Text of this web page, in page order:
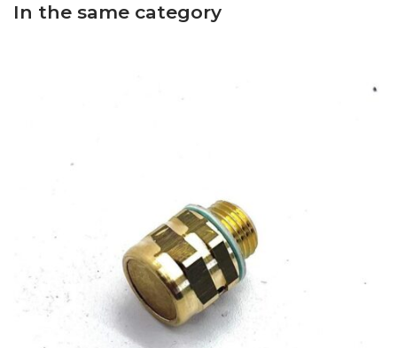
In the same category